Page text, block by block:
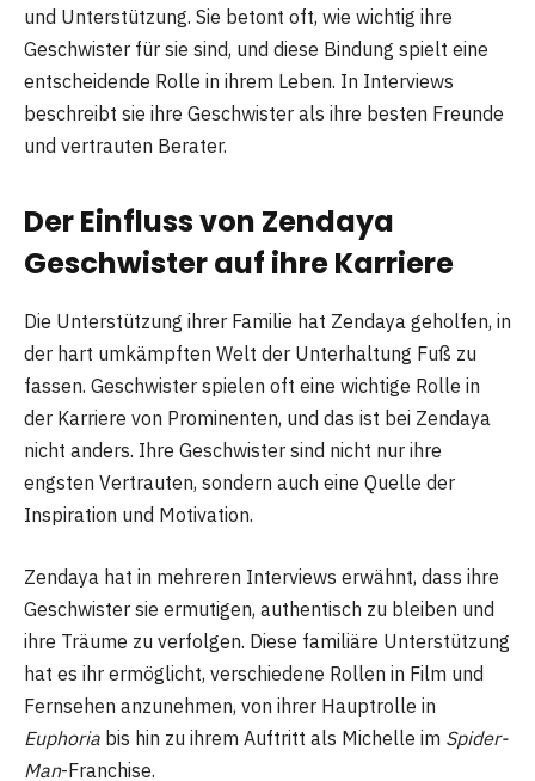
und Unterstützung. Sie betont oft, wie wichtig ihre
Geschwister für sie sind, und diese Bindung spielt eine
entscheidende Rolle in ihrem Leben. In Interviews
beschreibt sie ihre Geschwister als ihre besten Freunde
und vertrauten Berater.
Der Einfluss von Zendaya
Geschwister auf ihre Karriere
Die Unterstützung ihrer Familie hat Zendaya geholfen, in
der hart umkämpften Welt der Unterhaltung Fuß zu
fassen. Geschwister spielen oft eine wichtige Rolle in
der Karriere von Prominenten, und das ist bei Zendaya
nicht anders. Ihre Geschwister sind nicht nur ihre
engsten Vertrauten, sondern auch eine Quelle der
Inspiration und Motivation.
Zendaya hat in mehreren Interviews erwähnt, dass ihre
Geschwister sie ermutigen, authentisch zu bleiben und
ihre Träume zu verfolgen. Diese familiäre Unterstützung
hat es ihr ermöglicht, verschiedene Rollen in Film und
Fernsehen anzunehmen, von ihrer Hauptrolle in
Euphoria bis hin zu ihrem Auftritt als Michelle im Spider-
Man-Franchise.